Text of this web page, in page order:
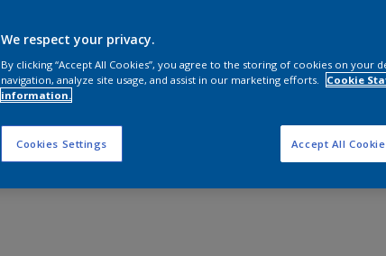
We respect your privacy.
By clicking “Accept All Cookies”, you agree to the storing of cookies on your
navigation, analyze site usage, and assist in our marketing efforts.
Cookie
information.
Cookies Settings Accept All